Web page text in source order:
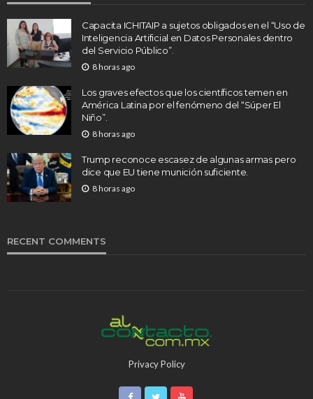
Capacita ICHITAIP a sujetos obligados en el “Uso de
Inteligencia Artificial en Datos Personales dentro
del Servicio Público”.
8 horas ago
Los graves efectos que los científicos temen en
América Latina por el fenómeno del “Súper El
Niño”.
8 horas ago
Trump reconoce escasez de algunas armas pero
dice que EU tiene munición suficiente.
8 horas ago
RECENT COMMENTS
Privacy Policy